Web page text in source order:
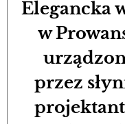
Elegancka
w
przez